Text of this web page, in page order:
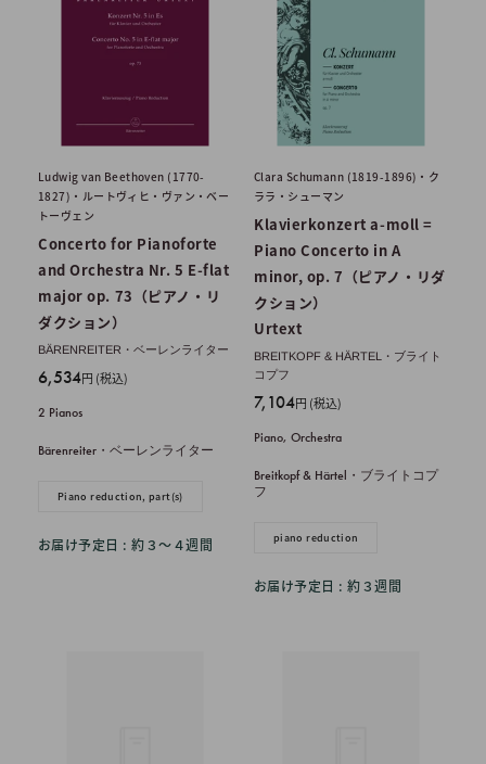
Ludwig van Beethoven (1770-
1827)・ルートヴィヒ・ヴァン・ベー
トーヴェン
Concerto for Pianoforte
and Orchestra Nr. 5 E-flat
major op. 73（ピアノ・リ
ダクション）
BÄRENREITER・ベーレンライター
販
価
格
6,534円 (税込)
2 Pianos
Bärenreiter・ベーレンライター
Piano reduction, part(s)
お届け予定日 : 約３〜４週間
Clara Schumann (1819-1896)・ク
ララ・シューマン
Klavierkonzert a-moll =
Piano Concerto in A
minor, op. 7（ピアノ・リダ
クション）
Urtext
BREITKOPF & HÄRTEL・ブライト
コプフ
販
価
格
7,104円 (税込)
Piano, Orchestra
Breitkopf & Härtel・ブライトコプ
フ
piano reduction
お届け予定日 : 約３週間